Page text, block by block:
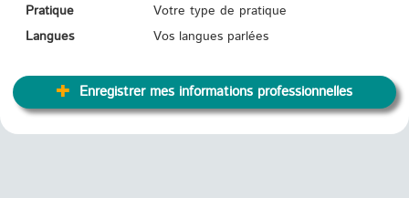
Pratique
Votre type de pratique
Langues
Vos langues parlées
Enregistrer mes informations professionnelles